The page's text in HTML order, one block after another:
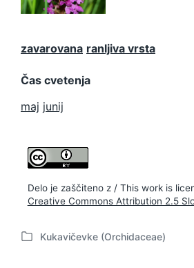
zavarovana ranljiva vrsta
Čas cvetenja
maj junij
Delo je zaščiteno z / This work is
Creative Commons Attribution 2.5
P
Kukavičevke (Orchidaceae)